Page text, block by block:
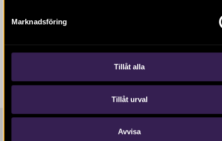
Marknadsföring
Tillåt alla
Tillåt urval
Avvisa